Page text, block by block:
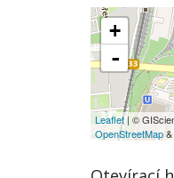
+
-
Leaflet| ©
OpenStreetMap&